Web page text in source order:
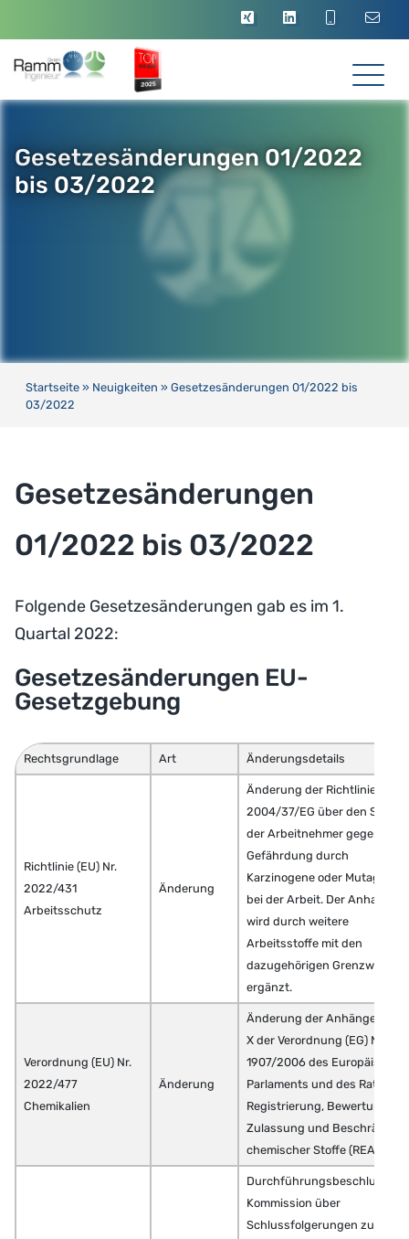
Gesetzesänderungen 01/2022
bis 03/2022
Startseite » Neuigkeiten » Gesetzesänderungen 01/2022 bis
03/2022
Gesetzesänderungen
01/2022 bis 03/2022
Folgende Gesetzesänderungen gab es im 1.
Quartal 2022:
Gesetzesänderungen EU-
Gesetzgebung
Rechtsgrundlage Art Änderungsdetails
Richtlinie (EU) Nr.
2022/431
Arbeitsschutz
Änderung
Änderung der Richtlinie
2004/37/EG über den Schutz
der Arbeitnehmer gegen
Gefährdung durch
Karzinogene oder Mutagene
bei der Arbeit. Der Anhang 3
wird durch weitere
Arbeitsstoffe mit den
dazugehörigen Grenzwerten
ergänzt.
Verordnung (EU) Nr.
2022/477
Chemikalien
Änderung
Änderung der Anhänge VI bis
X der Verordnung (EG) Nr.
1907/2006 des Europäischen
Parlaments und des Rates
Registrierung, Bewertung,
Zulassung und
chemischer Stoffe (REACH).
Durchführungsbeschluss der
Kommission über
Schlussfolgerungen zu den